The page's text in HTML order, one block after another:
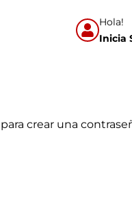
Hola!
Inicia
crear una